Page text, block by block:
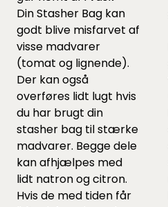
Din Stasher Bag kan
godt blive misfarvet af
visse madvarer
(tomat og lignende).
Der kan også
overføres lidt lugt hvis
du har brugt din
stasher bag til stærke
madvarer. Begge dele
kan afhjælpes med
lidt natron og citron.
Hvis de med tiden får